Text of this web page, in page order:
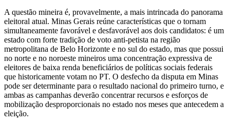
A questão mineira é, provavelmente, a mais intrincada do panorama
eleitoral atual. Minas Gerais reúne características que o tornam
simultaneamente favorável e desfavorável aos dois candidatos: é um
estado com forte tradição de voto anti-petista na região
metropolitana de Belo Horizonte e no sul do estado, mas que possui
no norte e no noroeste mineiros uma concentração expressiva de
eleitores de baixa renda beneficiários de políticas sociais federais
que historicamente votam no PT. O desfecho da disputa em Minas
pode ser determinante para o resultado nacional do primeiro turno, e
ambas as campanhas deverão concentrar recursos e esforços de
mobilização desproporcionais no estado nos meses que antecedem a
eleição.